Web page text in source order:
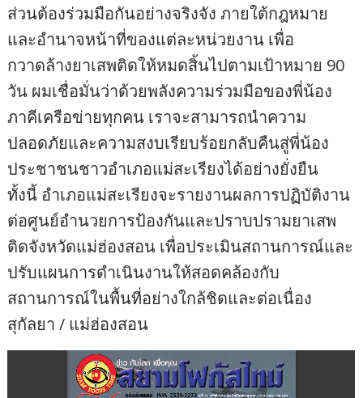
ส่วนต้องร่วมมือกันอย่างจริงจัง ภายใต้กฎหมาย
และอำนาจหน้าที่ของแต่ละหน่วยงาน เพื่อ
กวาดล้างยาเสพติดให้หมดสิ้นไปตามเป้าหมาย 90
วัน ผมเชื่อมั่นว่าด้วยพลังความร่วมมือของพี่น้อง
ภาคีเครือข่ายทุกคน เราจะสามารถนำความ
ปลอดภัยและความสงบเรียบร้อยกลับคืนสู่พี่น้อง
ประชาชนชาวอำเภอแม่สะเรียงได้อย่างยั่งยืน
ทั้งนี้ อำเภอแม่สะเรียงจะรายงานผลการปฏิบัติงาน
ต่อศูนย์อำนวยการป้องกันและปราบปรามยาเสพ
ติดจังหวัดแม่ฮ่องสอน เพื่อประเมินสถานการณ์และ
ปรับแผนการดำเนินงานให้สอดคล้องกับ
สถานการณ์ในพื้นที่อย่างใกล้ชิดและต่อเนื่อง
สุกัลยา / แม่ฮ่องสอน